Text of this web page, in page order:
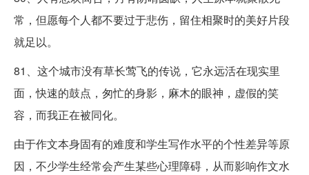
常，但愿每个人都不要过于悲伤，留住相聚时的美好片段
就足以。
81、这个城市没有草长莺飞的传说，它永远活在现实里
面，快速的鼓点，匆忙的身影，麻木的眼神，虚假的笑
容，而我正在被同化。
由于作文本身固有的难度和学生写作水平的个性差异等原
因，不少学生经常会产生某些心理障碍，从而影响作文水